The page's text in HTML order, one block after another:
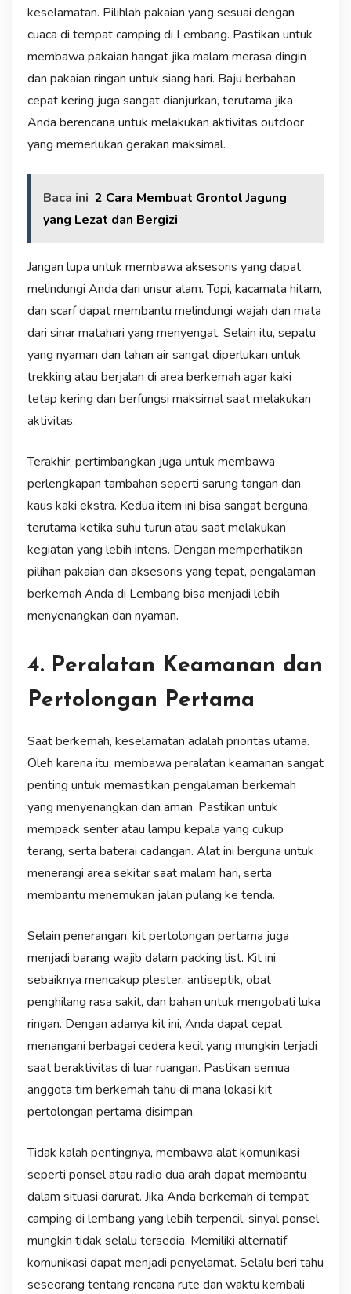
keselamatan. Pilihlah pakaian yang sesuai dengan
cuaca di tempat camping di Lembang. Pastikan untuk
membawa pakaian hangat jika malam merasa dingin
dan pakaian ringan untuk siang hari. Baju berbahan
cepat kering juga sangat dianjurkan, terutama jika
Anda berencana untuk melakukan aktivitas outdoor
yang memerlukan gerakan maksimal.
Baca ini 2 Cara Membuat Grontol Jagung
yang Lezat dan Bergizi
Jangan lupa untuk membawa aksesoris yang dapat
melindungi Anda dari unsur alam. Topi, kacamata hitam,
dan scarf dapat membantu melindungi wajah dan mata
dari sinar matahari yang menyengat. Selain itu, sepatu
yang nyaman dan tahan air sangat diperlukan untuk
trekking atau berjalan di area berkemah agar kaki
tetap kering dan berfungsi maksimal saat melakukan
aktivitas.
Terakhir, pertimbangkan juga untuk membawa
perlengkapan tambahan seperti sarung tangan dan
kaus kaki ekstra. Kedua item ini bisa sangat berguna,
terutama ketika suhu turun atau saat melakukan
kegiatan yang lebih intens. Dengan memperhatikan
pilihan pakaian dan aksesoris yang tepat, pengalaman
berkemah Anda di Lembang bisa menjadi lebih
menyenangkan dan nyaman.
4. Peralatan Keamanan dan
Pertolongan Pertama
Saat berkemah, keselamatan adalah prioritas utama.
Oleh karena itu, membawa peralatan keamanan sangat
penting untuk memastikan pengalaman berkemah
yang menyenangkan dan aman. Pastikan untuk
mempack senter atau lampu kepala yang cukup
terang, serta baterai cadangan. Alat ini berguna untuk
menerangi area sekitar saat malam hari, serta
membantu menemukan jalan pulang ke tenda.
Selain penerangan, kit pertolongan pertama juga
menjadi barang wajib dalam packing list. Kit ini
sebaiknya mencakup plester, antiseptik, obat
penghilang rasa sakit, dan bahan untuk mengobati luka
ringan. Dengan adanya kit ini, Anda dapat cepat
menangani berbagai cedera kecil yang mungkin terjadi
saat beraktivitas di luar ruangan. Pastikan semua
anggota tim berkemah tahu di mana lokasi kit
pertolongan pertama disimpan.
Tidak kalah pentingnya, membawa alat komunikasi
seperti ponsel atau radio dua arah dapat membantu
dalam situasi darurat. Jika Anda berkemah di tempat
camping di lembang yang lebih terpencil, sinyal ponsel
mungkin tidak selalu tersedia. Memiliki alternatif
komunikasi dapat menjadi penyelamat. Selalu beri tahu
seseorang tentang rencana rute dan waktu kembali